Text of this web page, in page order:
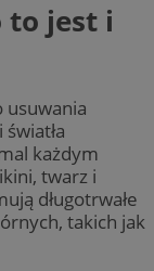
to jest i
usuwania
każdym
twarz i
długotrwałe
takich jak